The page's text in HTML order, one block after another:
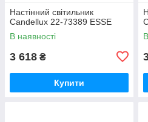
Настінний світильник
Candellux 22-73389 ESSE
В наявності
3 618 ₴
Купити